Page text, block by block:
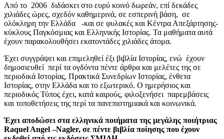
Από το 2006 διδάσκει στο ευρύ κοινό δωρεάν, επί δεκάδες
χιλιάδες ώρες, σχεδόν καθημερινά, σε εσπερινή βάση, σε
ολόκληρη την Ελλάδα -και σε φυλακές και Κέντρα Απεξάρτησης-
κύκλους Παγκόσμιας και Ελληνικής Ιστορίας. Τα μαθήματα αυτά
έχουν παρακολουθήσει εκατοντάδες χιλιάδες άτομα.
Έχει συγγράψει και επιμεληθεί έξι βιβλία Ιστορίας, ενώ έχουν
δημοσιευθεί περί τα ογδόντα πέντε άρθρα και μελέτες της σε
περιοδικά Ιστορίας, Πρακτικά Συνεδρίων Ιστορίας, ένθετα
Ιστορίας, στην Ελλάδα και το εξωτερικό. Ο ημερήσιος και
περιοδικός Τύπος έχει, κατά καιρούς, φιλοξενήσει παρεμβάσεις
και τοποθετήσεις της περί τα πανεπιστημιακά και κοινωνικά.
Έχει αποδώσει στα ελληνικά ποιήματα της μεγάλης ποιήτριας
Raquel Angel –Nagler, σε πέντε βιβλία ποίησης που έχουν